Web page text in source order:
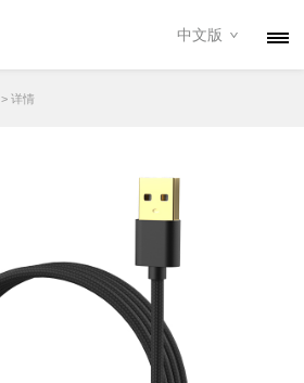
中文版
> 详情